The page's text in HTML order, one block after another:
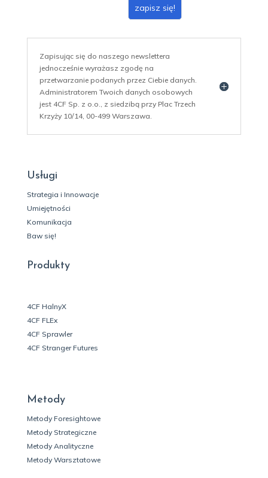
zapisz się!
Zapisując się do naszego newslettera
jednocześnie wyrażasz zgodę na
przetwarzanie podanych przez Ciebie danych.
Administratorem Twoich danych osobowych
jest 4CF Sp. z o.o., z siedzibą przy Plac Trzech
Krzyży 10/14, 00-499 Warszawa.
Usługi
Strategia i Innowacje
Umiejętności
Komunikacja
Baw się!
Produkty
4CF HalnyX
4CF FLEx
4CF Sprawler
4CF Stranger Futures
Metody
Metody Foresightowe
Metody Strategiczne
Metody Analityczne
Metody Warsztatowe